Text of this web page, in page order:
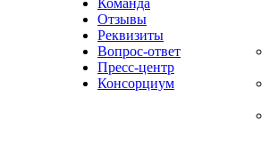
Команда
Отзывы
Реквизиты
Вопрос-ответ
Пресс-центр
Консорциум